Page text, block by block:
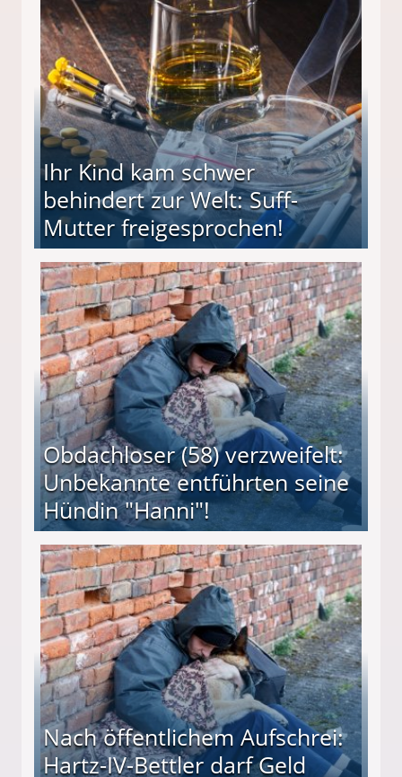
(34) in den finanziellen Ruin!
Ihr Kind kam schwer
behindert zur Welt: Suff-
Mutter freigesprochen!
Mutter freigesprochen!
Obdachloser (58) verzweifelt:
Unbekannte entführten seine
Hündin "Hanni"!
entführten seine Hündin "Hanni"!
Nach öffentlichem Aufschrei:
Hartz-IV-Bettler darf Geld